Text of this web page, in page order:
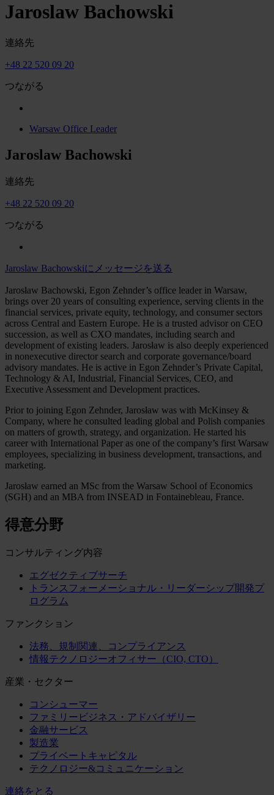
Jaroslaw Bachowski
連絡先
+48 22 520 09 20
つながる
Warsaw Office Leader
Jaroslaw Bachowski
連絡先
+48 22 520 09 20
つながる
Jaroslaw Bachowskiにメッセージを送る
Jarosław Bachowski, Egon Zehnder’s office leader in Warsaw,
brings over 20 years of consulting experience, serving clients in the
financial services, private equity, technology, and consumer sectors
across Central and Eastern Europe. He is a trusted advisor on CEO
succession, as well as CXO mandates, including search and
development of existing leaders. Jarosław is also deeply experienced
in nonexecutive director search and corporate governance/board
advisory mandates. He is active in Egon Zehnder’s Private Capital,
Technology & AI, Industrial, Financial Services, CEO, and
Executive Assessment and Development practices.
Prior to joining Egon Zehnder, Jarosław was with McKinsey &
Company, where he consulted leading global and Polish companies
on matters of growth, strategy, and organization. He started his
career with International Paper as one of the company’s first Warsaw
employees, specializing in business development, transactions, and
marketing.
Jarosław earned an MSc from the Warsaw School of Economics
(SGH) and an MBA from INSEAD in Fontainebleau, France.
得意分野
コンサルティング内容
エグゼクティブサーチ
トランスフォーメーショナル・リーダーシップ開発プ
ログラム
ファンクション
法務、規制関連、コンプライアンス
情報テクノロジーオフィサー（CIO, CTO）
産業・セクター
コンシューマー
ファミリービジネス・アドバイザリー
金融サービス
製造業
プライベートキャピタル
テクノロジー&コミュニケーション
連絡をとる